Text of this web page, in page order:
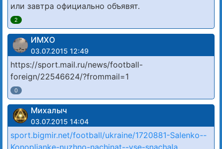
или завтра официально объявят.
2
ИМХО
03.07.2015 12:49
https://sport.mail.ru/news/football-
foreign/22546624/?frommail=1
0
Михалыч
03.07.2015 14:04
sport.bigmir.net/football/ukraine/1720881-Salenko--